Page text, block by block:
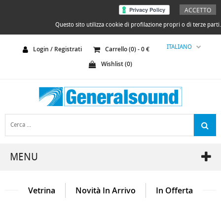
ACCETTO
Questo sito utilizza cookie di profilazione propri o di terze parti.
ITALIANO
Login / Registrati Carrello (0) -0€
Wishlist (0)
MENU
Vetrina Novità In Arrivo In Offerta